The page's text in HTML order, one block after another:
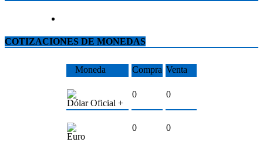
COTIZACIONES DE MONEDAS
Moneda Compra Venta
Dólar Oficial +
0 0
Euro
0 0